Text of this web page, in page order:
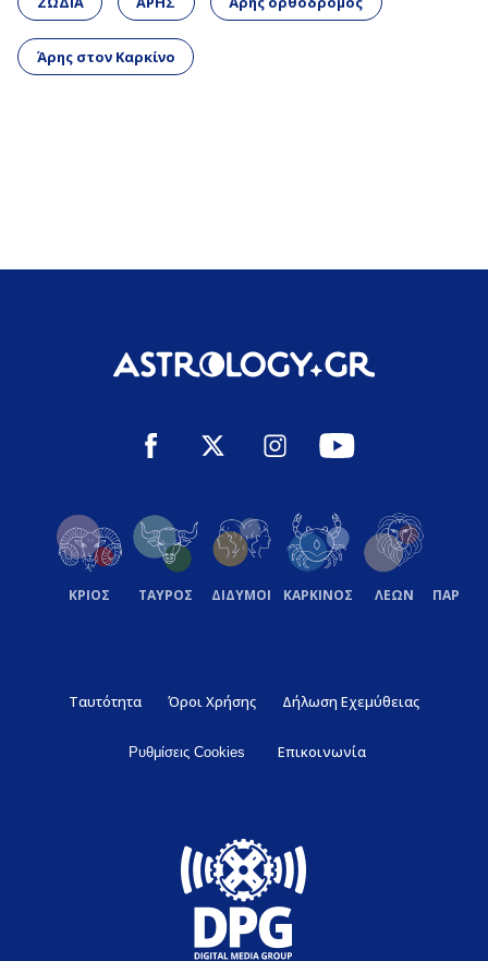
Άρης στον Καρκίνο
ΚΡΙΟΣ ΤΑΥΡΟΣ ΔΙΔΥΜΟΙ ΚΑΡΚΙΝΟΣ ΛΕΩΝ
Ταυτότητα Όροι Χρήσης Δήλωση Εχεμύθειας
Ρυθμίσεις Cookies Επικοινωνία